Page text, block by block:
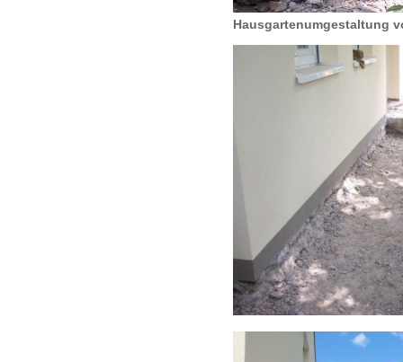
Hausgartenumgestaltung